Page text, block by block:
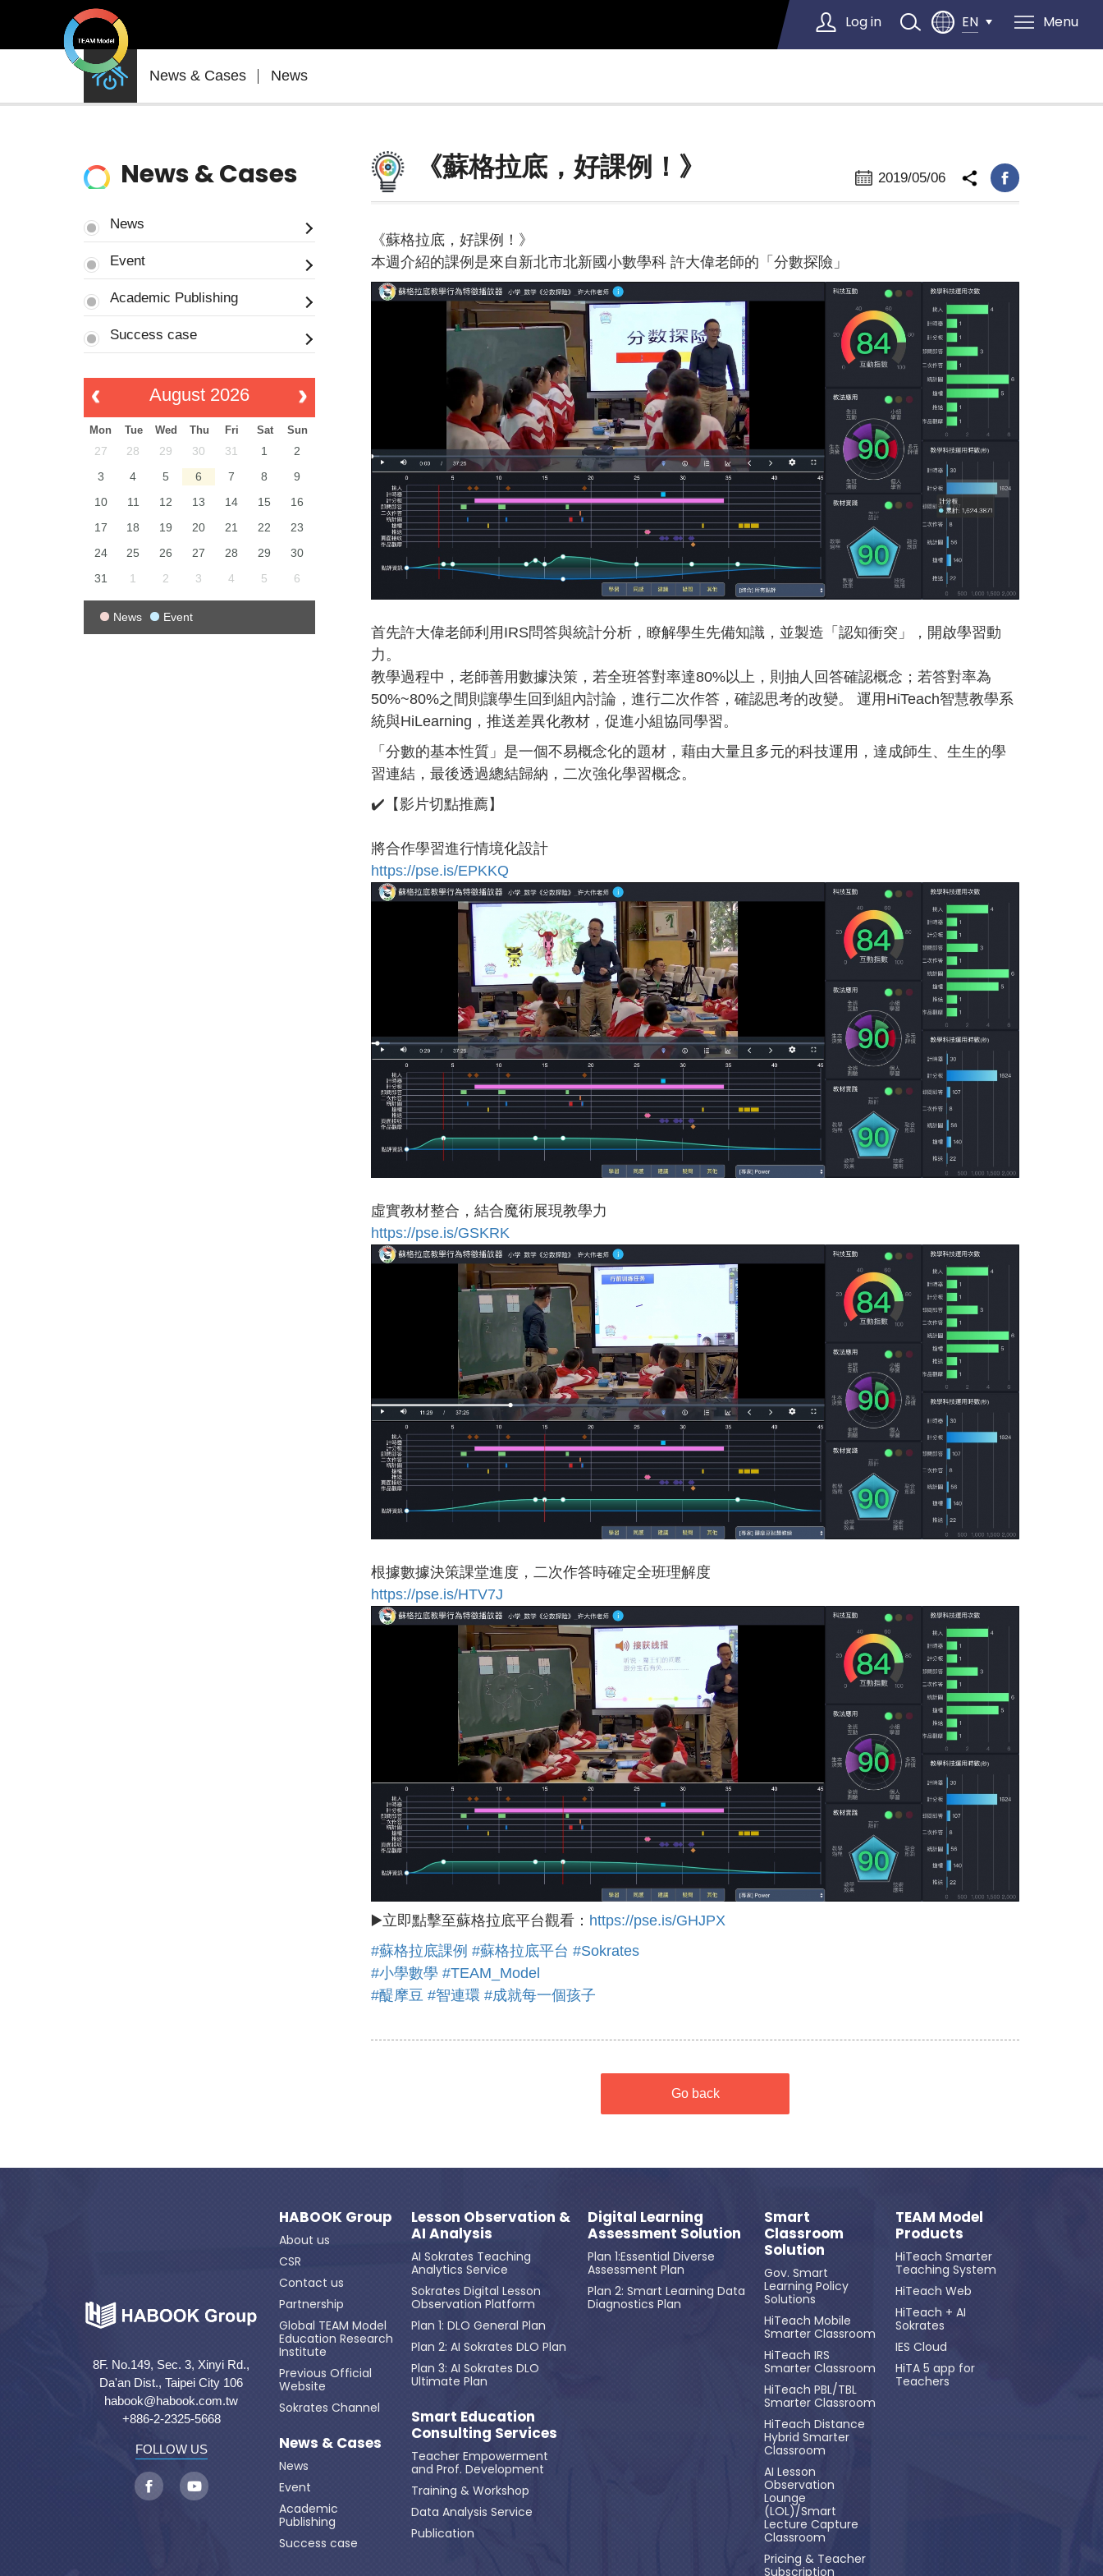
Log in EN Menu
News & Cases News
News & Cases
News
Event
Academic Publishing
Success case
August 2026
Mon Tue Wed Thu Fri Sat Sun
27 28 29 30 31 1
2
3
4 5 6 7 8
9
10
11 12 13 14 15
16
17
18 19 20 21 22
23
24
25 26 27 28 29
30
31
1 2 3 4 5 6
News Event
2019/05/06
《蘇格拉底，好課例！》
《蘇格拉底，好課例！》
本週介紹的課例是來自新北市北新國小數學科 許大偉老師的「分數探險」
首先許大偉老師利用IRS問答與統計分析，瞭解學生先備知識，並製造「認知衝突」，開啟學習動
力。
教學過程中，老師善用數據決策，若全班答對率達80%以上，則抽人回答確認概念；若答對率為
50%~80%之間則讓學生回到組內討論，進行二次作答，確認思考的改變。 運用HiTeach智慧教學系
統與HiLearning，推送差異化教材，促進小組協同學習。
「分數的基本性質」是一個不易概念化的題材，藉由大量且多元的科技運用，達成師生、生生的學
習連結，最後透過總結歸納，二次強化學習概念。
✔️【影片切點推薦】
將合作學習進行情境化設計
https://pse.is/EPKKQ
虛實教材整合，結合魔術展現教學力
https://pse.is/GSKRK
根據數據決策課堂進度，二次作答時確定全班理解度
https://pse.is/HTV7J
▶️立即點擊至蘇格拉底平台觀看： https://pse.is/GHJPX
#蘇格拉底課例 #蘇格拉底平台 #Sokrates
#小學數學 #TEAM_Model
#醍摩豆 #智連環 #成就每一個孩子
Go back
8F. No.149, Sec. 3, Xinyi Rd.,
Da'an Dist., Taipei City 106
habook@habook.com.tw
+886-2-2325-5668
FOLLOW US
HABOOK Group
About us
CSR
Contact us
Partnership
Global TEAM Model
Education Research
Institute
Previous Official
Website
Sokrates Channel
News & Cases
News
Event
Academic
Publishing
Success case
Lesson Observation &
AI Analysis
AI Sokrates Teaching
Analytics Service
Sokrates Digital Lesson
Observation Platform
Plan 1: DLO General Plan
Plan 2: AI Sokrates DLO Plan
Plan 3: AI Sokrates DLO
Ultimate Plan
Smart Education
Consulting Services
Teacher Empowerment
and Prof. Development
Training & Workshop
Data Analysis Service
Publication
Digital Learning
Assessment Solution
Plan 1:Essential Diverse
Assessment Plan
Plan 2: Smart Learning Data
Diagnostics Plan
Smart
Classroom
Solution
Gov. Smart
Learning Policy
Solutions
HiTeach Mobile
Smarter Classroom
HiTeach IRS
Smarter Classroom
HiTeach PBL/TBL
Smarter Classroom
HiTeach Distance
Hybrid Smarter
Classroom
AI Lesson
Observation
Lounge
(LOL)/Smart
Lecture Capture
Classroom
Pricing & Teacher
Subscription
TEAM Model
Products
HiTeach Smarter
Teaching System
HiTeach Web
HiTeach + AI
Sokrates
IES Cloud
HiTA 5 app for
Teachers